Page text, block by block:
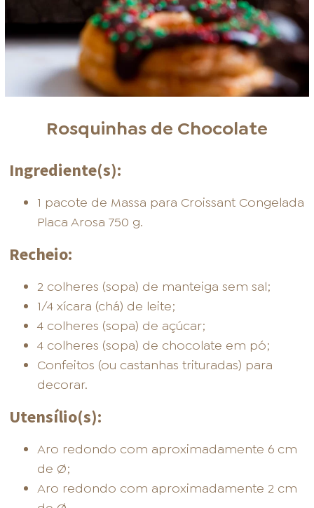
Rosquinhas de Chocolate
Ingrediente(s):
1 pacote de Massa para Croissant Congelada
Placa Arosa 750 g.
Recheio:
2 colheres (sopa) de manteiga sem sal;
1/4 xícara (chá) de leite;
4 colheres (sopa) de açúcar;
4 colheres (sopa) de chocolate em pó;
Confeitos (ou castanhas trituradas) para
decorar.
Utensílio(s):
Aro redondo com aproximadamente 6 cm
de Ø;
Aro redondo com aproximadamente 2 cm